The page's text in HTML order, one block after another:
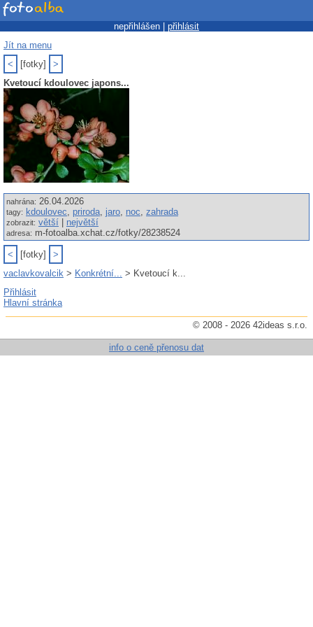
nepřihlášen | přihlásit
Jít na menu
<
[fotky]
>
Kvetoucí kdoulovec japons...
nahrána: 26.04.2026
tagy: kdoulovec, priroda, jaro, noc, zahrada
zobrazit: větší největší
adresa: m-fotoalba.xchat.cz/fotky/28238524
< [fotky]
>
vaclavkovalcik > Konkrétní... > Kvetoucí k...
Přihlásit
Hlavní stránka
© 2008 - 2026 42ideas s.r.o.
info o ceně přenosu dat